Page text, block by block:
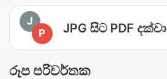
J
P
JPG සිට PDF දක්වා
රූප පරිවර්තක